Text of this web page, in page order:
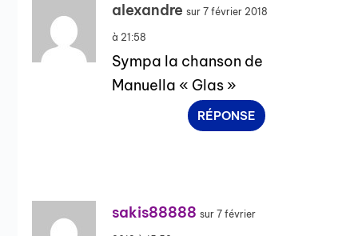
alexandre sur 7 février 2018
à 21:58
Sympa la chanson de
Manuella « Glas »
RÉPONSE
sakis88888 sur 7 février